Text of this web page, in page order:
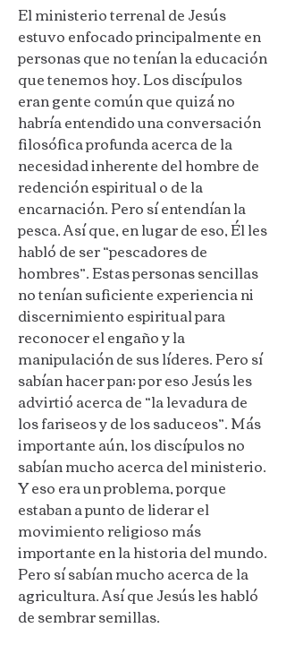
El ministerio terrenal de Jesús
estuvo enfocado principalmente en
personas que no tenían la educación
que tenemos hoy. Los discípulos
eran gente común que quizá no
habría entendido una conversación
filosófica profunda acerca de la
necesidad inherente del hombre de
redención espiritual o de la
encarnación. Pero sí entendían la
pesca. Así que, en lugar de eso, Él les
habló de ser “pescadores de
hombres”.Estas personas sencillas
no tenían suficiente experiencia ni
discernimiento espiritual para
reconocer el engaño y la
manipulación de sus líderes. Pero sí
sabían hacer pan; por eso Jesús les
advirtió acerca de “la levadura de
los fariseos y de los saduceos”.Más
importante aún, los discípulos no
sabían mucho acerca del ministerio.
Y eso era un problema, porque
estaban a punto de liderar el
movimiento religioso más
importante en la historia del mundo.
Pero sí sabían mucho acerca de la
agricultura. Así que Jesús les habló
de sembrar semillas.